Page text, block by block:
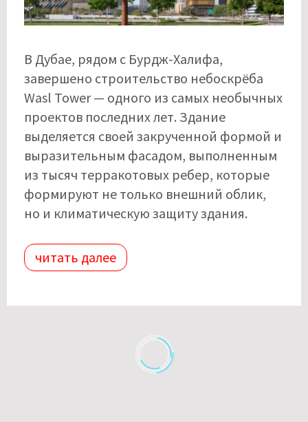
В Дубае, рядом с Бурдж-Халифа,
завершено строительство небоскрёба
Wasl Tower — одного из самых необычных
проектов последних лет. Здание
выделяется своей закрученной формой и
выразительным фасадом, выполненным
из тысяч терракотовых ребер, которые
формируют не только внешний облик,
но и климатическую защиту здания.
читать далее